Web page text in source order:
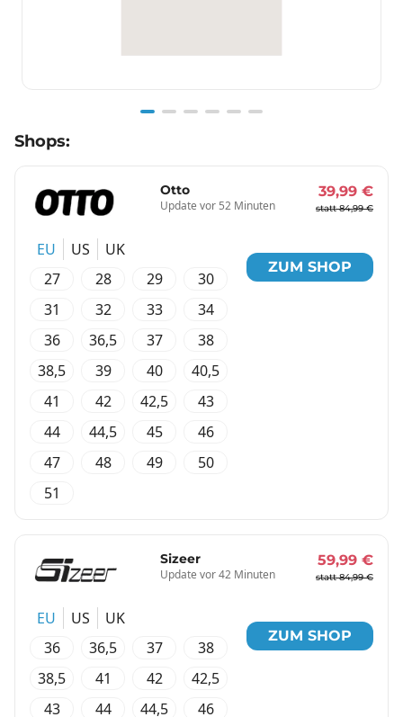
1
Shops:
Otto
Update vor 52 Minuten
39,99 €
statt 84,99 €
EU US
UK
27
28 29
30
31
32 33
34
36
36,5 37
38
38,5
39 40
40,5
41
42 42,5
43
44
44,5 45
46
47
48 49
50
51
ZUM SHOP
Sizeer
Update vor 42 Minuten
59,99 €
statt 84,99 €
EU US
UK
36
36,5 37
38
38,5
41 42
42,5
43
44 44,5 46
ZUM SHOP